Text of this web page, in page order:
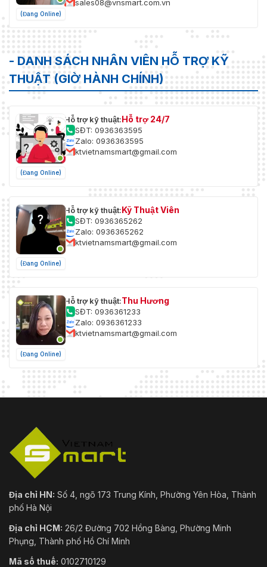
(Đang Online)
sales08@vnsmart.com.vn
- DANH SÁCH NHÂN VIÊN HỖ TRỢ KỸ
THUẬT (GIỜ HÀNH CHÍNH)
(Đang Online)
Hỗ trợ kỹ thuật:Hỗ trợ 24/7
SĐT: 0936363595
Zalo: 0936363595
ktvietnamsmart@gmail.com
(Đang Online)
Hỗ trợ kỹ thuật:Kỹ Thuật Viên
SĐT: 0936365262
Zalo: 0936365262
ktvietnamsmart@gmail.com
(Đang Online)
Hỗ trợ kỹ thuật:Thu Hương
SĐT: 0936361233
Zalo: 0936361233
ktvietnamsmart@gmail.com
Địa chỉ HN: Số 4, ngõ 173 Trung Kính, Phường Yên Hòa, Thành
phố Hà Nội
Địa chỉ HCM: 26/2 Đường 702 Hồng Bàng, Phường Minh
Phụng, Thành phố Hồ Chí Minh
Mã số thuế: 0102710129